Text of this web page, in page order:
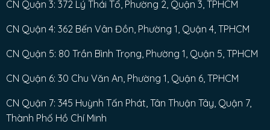
CN Quận 3: 372 Lý Thái Tổ, Phường 2, Quận 3, TPHCM
CN Quận 4: 362 Bến Vân Đồn, Phường 1, Quận 4, TPHCM
CN Quận 5: 80 Trần Bình Trọng, Phường 1, Quận 5, TPHCM
CN Quận 6: 30 Chu Văn An, Phường 1, Quận 6, TPHCM
CN Quận 7: 345 Huỳnh Tấn Phát, Tân Thuận Tây, Quận 7,
Thành Phố Hồ Chí Minh